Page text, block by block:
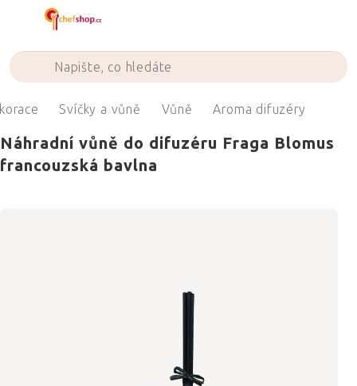
Svíčky a vůně Vůně Aroma difuzéry
Náhradní vůně do difuzéru Fraga Blomus
francouzská bavlna